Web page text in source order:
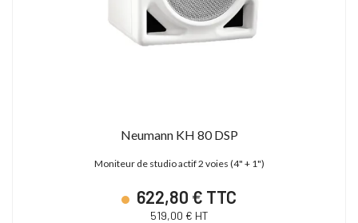
Neumann KH 80 DSP
Moniteur de studio actif 2 voies (4" + 1")
622,80 € TTC
519,00 € HT